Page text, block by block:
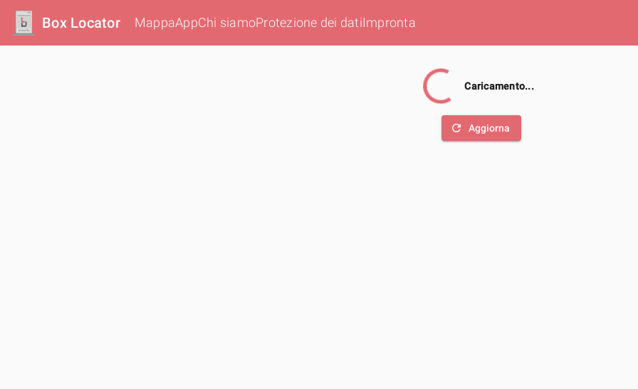
Box Locator MappaAppChi siamoProtezione dei datiImpronta
Caricamento...
refresh Aggiorna